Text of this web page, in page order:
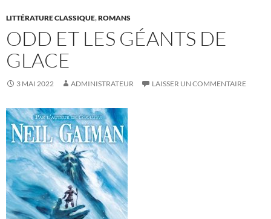
LITTÉRATURE CLASSIQUE,ROMANS
ODD ET LES GÉANTS DE
GLACE
3 MAI 2022 ADMINISTRATEUR LAISSER UN COMMENTAIRE